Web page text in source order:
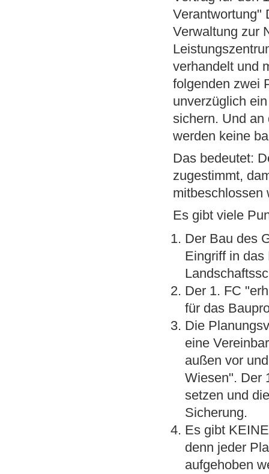
Verantwortung"
Verwaltung zur
verhandelt und
folgenden zwei
unverzüglich
sichern. Und an
werden keine
Das bedeutet:
zugestimmt,
Es gibt viele
Der Bau des
Eingriff in das
Der 1. FC
für das
Die
eine
außen vor
Wiesen". Der
setzen und
Sicherung.
Es gibt
denn jeder
aufgehoben